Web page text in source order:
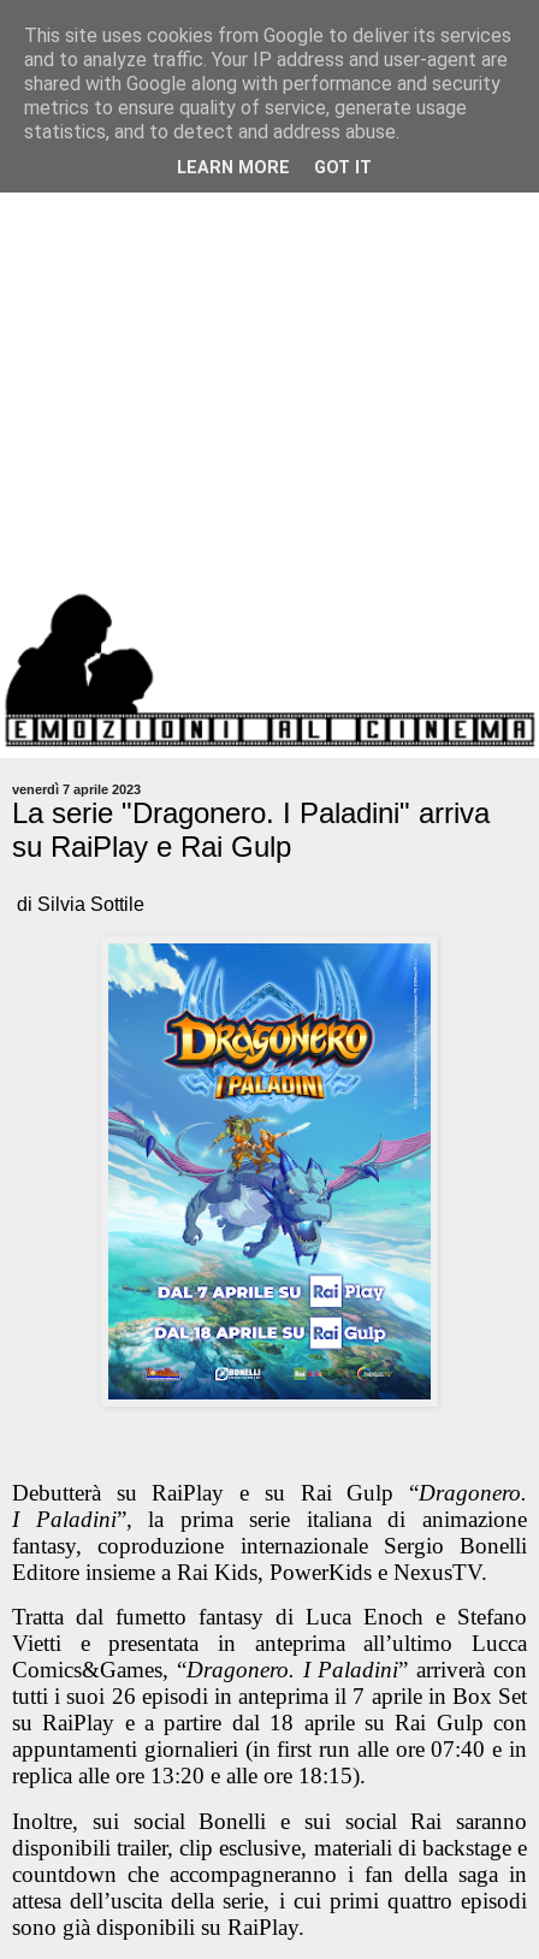
venerdì 7 aprile 2023
La serie "Dragonero. I Paladini" arriva
su RaiPlay e Rai Gulp
di Silvia Sottile
Debutterà su RaiPlay e su Rai Gulp “Dragonero.
I Paladini”, la prima serie italiana di animazione
fantasy, coproduzione internazionale Sergio Bonelli
Editore insieme a Rai Kids, PowerKids e NexusTV.
Tratta dal fumetto fantasy di Luca Enoch e Stefano
Vietti e presentata in anteprima all’ultimo Lucca
Comics&Games, “Dragonero. I Paladini” arriverà con
tutti i suoi 26 episodi in anteprima il 7 aprile in Box Set
su RaiPlay e a partire dal 18 aprile su Rai Gulp con
appuntamenti giornalieri (in first run alle ore 07:40 e in
replica alle ore 13:20 e alle ore 18:15).
Inoltre, sui social Bonelli e sui social Rai saranno
disponibili trailer, clip esclusive, materiali di backstage e
countdown che accompagneranno i fan della saga in
attesa dell’uscita della serie, i cui primi quattro episodi
sono già disponibili su RaiPlay.
This site uses cookies from Google to deliver its services
and to analyze traffic. Your IP address and user-agent are
shared with Google along with performance and security
metrics to ensure quality of service, generate usage
statistics, and to detect and address abuse.
LEARN MORE GOT IT